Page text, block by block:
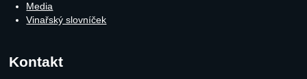
Media
Vinařský slovníček
Kontakt